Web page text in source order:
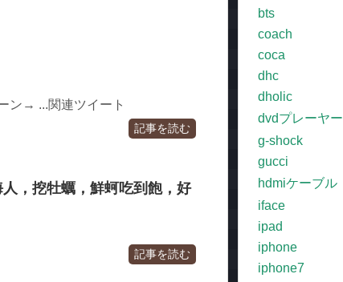
ン→ ...関連ツイート
記事を読む
，挖牡蠣，鮮蚵吃到飽，好
記事を読む
bts
coach
coca
dhc
dholic
dvdプレーヤー
g-shock
gucci
hdmiケーブル
iface
ipad
iphone
iphone7